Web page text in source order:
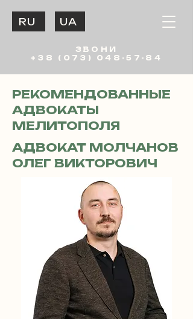
ЗВОНИ
+38 (073) 048-57-84
UA
RU
РЕКОМЕНДОВАННЫЕ
АДВОКАТЫ
МЕЛИТОПОЛЯ
АДВОКАТ МОЛЧАНОВ
ОЛЕГ ВИКТОРОВИЧ